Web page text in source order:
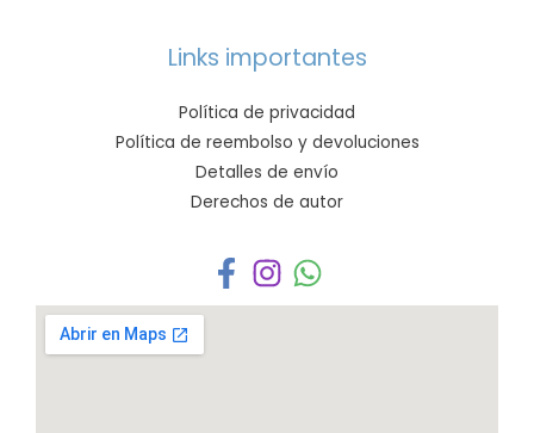
Links importantes
Política de privacidad
Política de reembolso y devoluciones
Detalles de envío
Derechos de autor